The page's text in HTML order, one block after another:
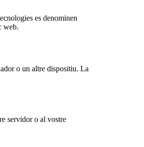
es denominen
web.
o un altre dispositiu. La
servidor o al vostre